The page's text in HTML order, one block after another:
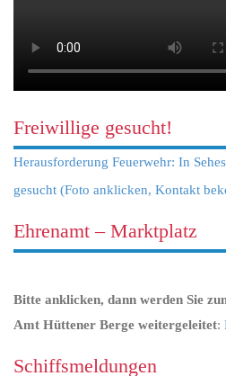
Freiwillige gesucht!
Herausforderung Feuerwehr: In
gesucht (Foto anklicken, Kontakt
Ehrenamt – Marktplatz
Bitte anklicken, dann werden Sie
Amt Hüttener Berge weitergeleitet:
Schiffsmeldungen